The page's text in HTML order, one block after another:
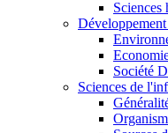
Sciences
Société
Sciences de